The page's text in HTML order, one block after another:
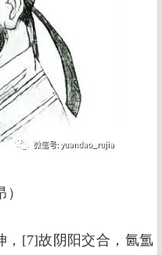
）
，[7]故阴阳交合，氤氲